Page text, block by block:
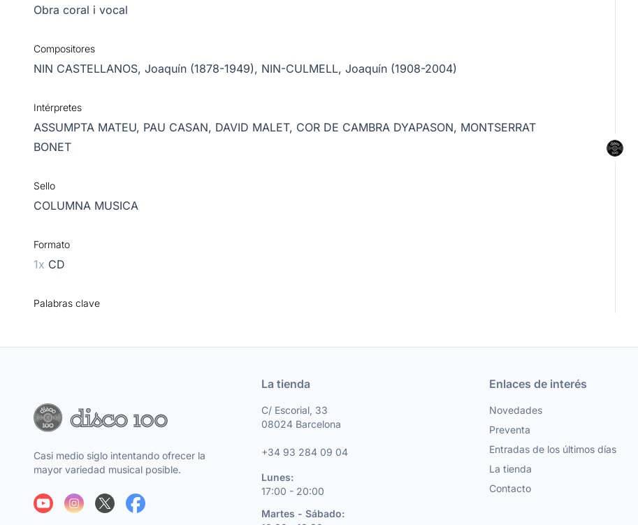
Obra coral i vocal
Compositores
NIN CASTELLANOS, Joaquín (1878-1949), NIN-CULMELL, Joaquín (1908-2004)
Intérpretes
ASSUMPTA MATEU, PAU CASAN, DAVID MALET, COR DE CAMBRA DYAPASON, MONTSERRAT
BONET
Sello
COLUMNA MUSICA
Formato
1x CD
Palabras clave
Casi medio siglo intentando ofrecer la
mayor variedad musical posible.
La tienda
C/ Escorial, 33
08024 Barcelona
+34 93 284 09 04
Lunes:
17:00 - 20:00
Martes - Sábado:
Enlaces de interés
Novedades
Preventa
Entradas de los últimos días
La tienda
Contacto